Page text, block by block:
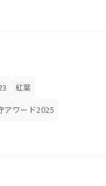
紅葉
アワード2025